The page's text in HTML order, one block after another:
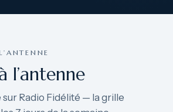
l’antenne
sur Radio Fidélité — la grille